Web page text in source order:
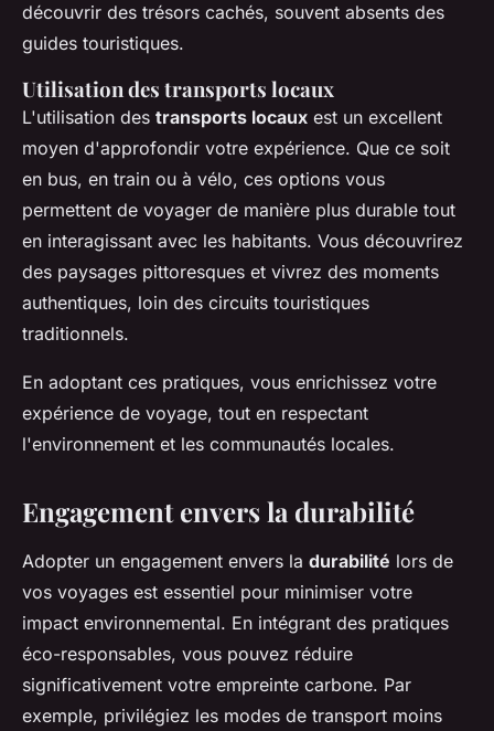
découvrir des trésors cachés, souvent absents des
guides touristiques.
Utilisation des transports locaux
L'utilisation des transports locaux est un excellent
moyen d'approfondir votre expérience. Que ce soit
en bus, en train ou à vélo, ces options vous
permettent de voyager de manière plus durable tout
en interagissant avec les habitants. Vous découvrirez
des paysages pittoresques et vivrez des moments
authentiques, loin des circuits touristiques
traditionnels.
En adoptant ces pratiques, vous enrichissez votre
expérience de voyage, tout en respectant
l'environnement et les communautés locales.
Engagement envers la durabilité
Adopter un engagement envers la durabilité lors de
vos voyages est essentiel pour minimiser votre
impact environnemental. En intégrant des pratiques
éco-responsables, vous pouvez réduire
significativement votre empreinte carbone. Par
exemple, privilégiez les modes de transport moins